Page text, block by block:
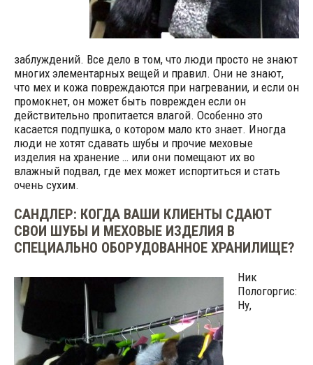
заблуждений. Все дело в том, что люди просто не знают
многих элементарных вещей и правил. Они не знают,
что мех и кожа повреждаются при нагревании, и если он
промокнет, он может быть поврежден если он
действительно пропитается влагой. Особенно это
касается подпушка, о котором мало кто знает. Иногда
люди не хотят сдавать шубы и прочие меховые
изделия на хранение … или они помещают их во
влажный подвал, где мех может испортиться и стать
очень сухим.
САНДЛЕР: КОГДА ВАШИ КЛИЕНТЫ СДАЮТ
СВОИ ШУБЫ И МЕХОВЫЕ ИЗДЕЛИЯ В
СПЕЦИАЛЬНО ОБОРУДОВАННОЕ ХРАНИЛИЩЕ?
Ник
Пологоргис:
Ну,